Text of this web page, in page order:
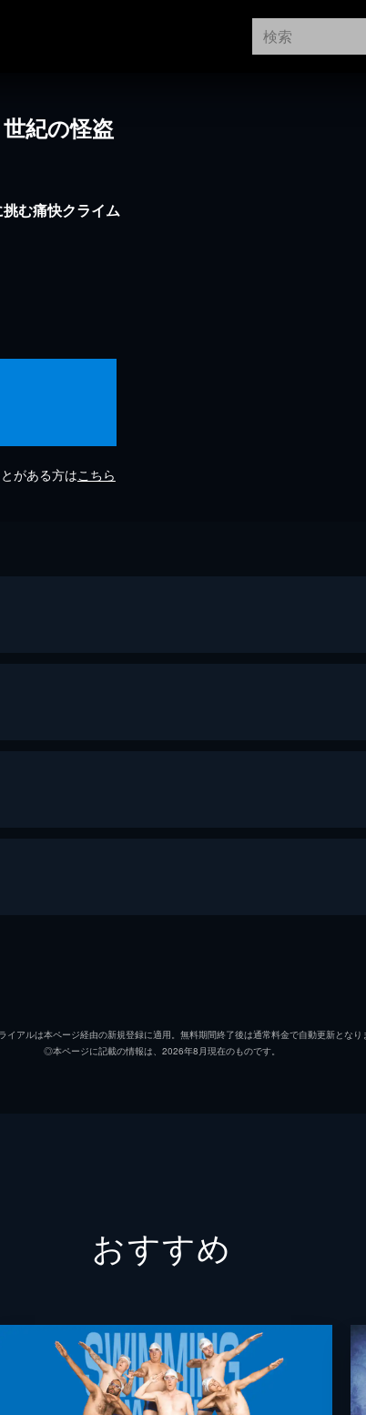
紀の怪盗
む痛快クライム
がある方はこちら
ル
ドリス
スヴ
マイ
アルは本ページ経由の新規登録に適用。無料期間終了後は通常料金で自動更新となり
◎本ページに記載の情報は、2026年8月現在のものです。
おすすめ